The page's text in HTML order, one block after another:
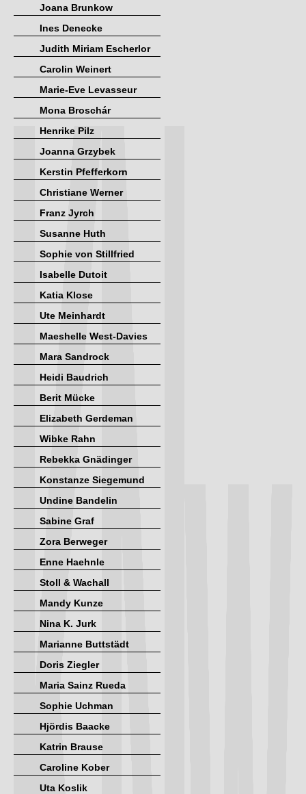
Joana Brunkow
Ines Denecke
Judith Miriam Escherlor
Carolin Weinert
Marie-Eve Levasseur
Mona Broschár
Henrike Pilz
Joanna Grzybek
Kerstin Pfefferkorn
Christiane Werner
Franz Jyrch
Susanne Huth
Sophie von Stillfried
Isabelle Dutoit
Katia Klose
Ute Meinhardt
Maeshelle West-Davies
Mara Sandrock
Heidi Baudrich
Berit Mücke
Elizabeth Gerdeman
Wibke Rahn
Rebekka Gnädinger
Konstanze Siegemund
Undine Bandelin
Sabine Graf
Zora Berweger
Enne Haehnle
Stoll & Wachall
Mandy Kunze
Nina K. Jurk
Marianne Buttstädt
Doris Ziegler
Maria Sainz Rueda
Sophie Uchman
Hjördis Baacke
Katrin Brause
Caroline Kober
Uta Koslik